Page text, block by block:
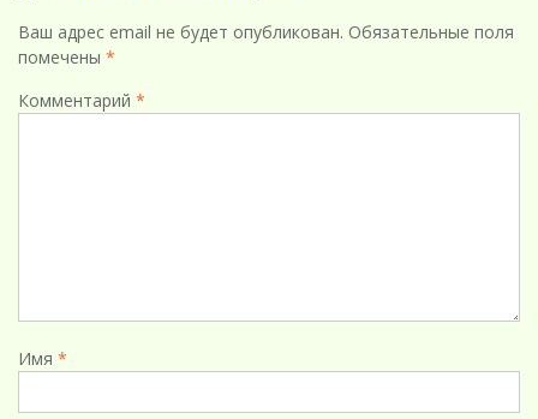
Ваш адрес email не будет опубликован. Обязательные поля
помечены *
Комментарий *
Имя *